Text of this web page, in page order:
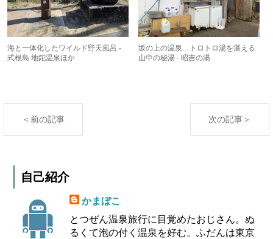
海と一体化したワイルド野天風呂 -
式根島 地鉈温泉ほか
坂の上の温泉…トロトロ湯を湛える
山中の秘湯 - 昭吉の湯
＜前の記事 次の記事＞
自己紹介
かまぼこ
とつぜん温泉旅行に目覚めたおじさん。ぬ
るくて泡の付く温泉を好む。ふだんは東京